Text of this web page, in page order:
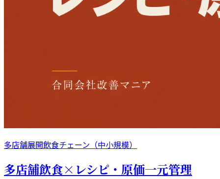
多店舗展開飲食チェーン（中小規模）
多店舗飲食×レシピ・原価一元管理